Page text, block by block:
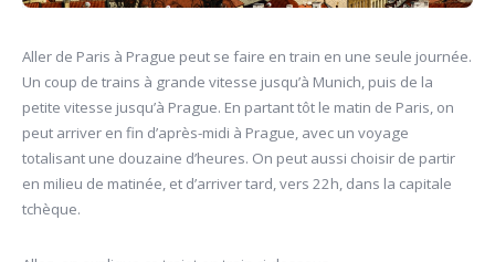
Aller de Paris à Prague peut se faire en train en une seule journée.
Un coup de trains à grande vitesse jusqu’à Munich, puis de la
petite vitesse jusqu’à Prague. En partant tôt le matin de Paris, on
peut arriver en fin d’après-midi à Prague, avec un voyage
totalisant une douzaine d’heures. On peut aussi choisir de partir
en milieu de matinée, et d’arriver tard, vers 22h, dans la capitale
tchèque.